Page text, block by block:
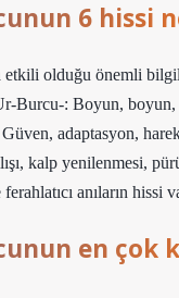
6 hissi
etkili olduğu önemli
Burcu-: Boyun, boyun,
adaptasyon,
kalp yenilenmesi,
anıların hissi
en çok